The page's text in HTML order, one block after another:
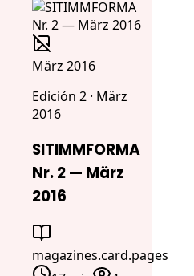
März 2016
Edición 2 · März
2016
SITIMMFORMA
Nr. 2 — März
2016
magazines.card.pages